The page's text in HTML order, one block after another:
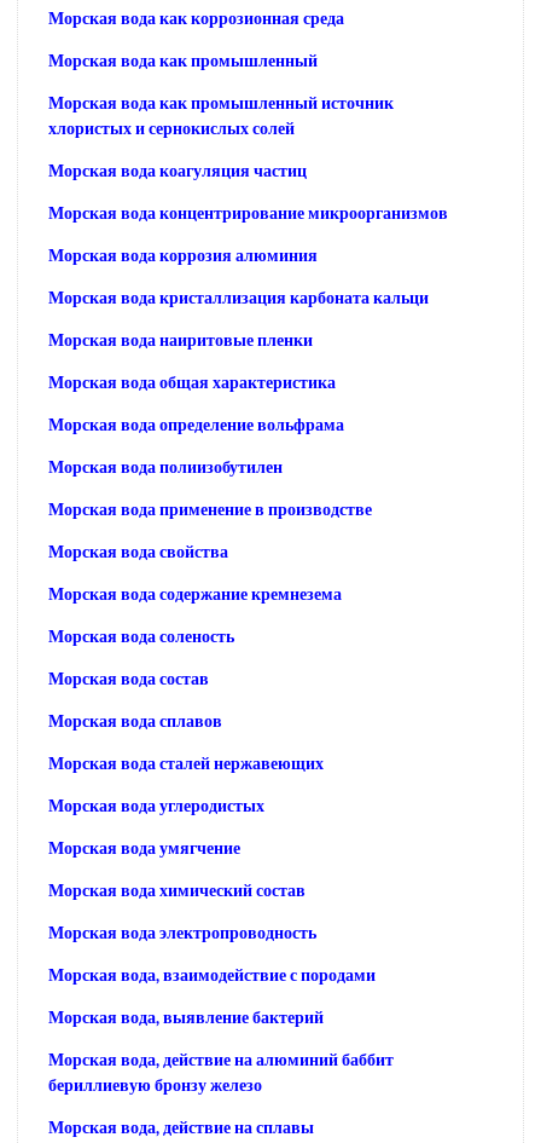
Морская вода как коррозионная среда
Морская вода как промышленный
Морская вода как промышленный источник
хлористых и сернокислых солей
Морская вода коагуляция частиц
Морская вода концентрирование микроорганизмов
Морская вода коррозия алюминия
Морская вода кристаллизация карбоната кальци
Морская вода наиритовые пленки
Морская вода общая характеристика
Морская вода определение вольфрама
Морская вода полиизобутилен
Морская вода применение в производстве
Морская вода свойства
Морская вода содержание кремнезема
Морская вода соленость
Морская вода состав
Морская вода сплавов
Морская вода сталей нержавеющих
Морская вода углеродистых
Морская вода умягчение
Морская вода химический состав
Морская вода электропроводность
Морская вода, взаимодействие с породами
Морская вода, выявление бактерий
Морская вода, действие на алюминий баббит
бериллиевую бронзу железо
Морская вода, действие на сплавы